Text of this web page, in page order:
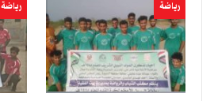
رياضة رياضة